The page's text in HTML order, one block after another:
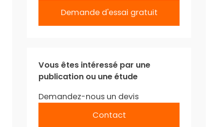
Demande d'essai gratuit
Vous êtes intéressé par une
publication ou une étude
Demandez-nous un devis
Contact